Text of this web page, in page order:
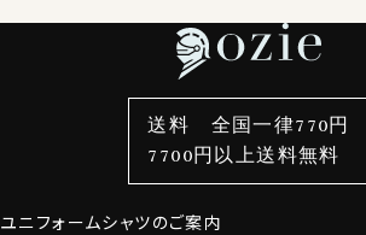
・ナチュラルストレッチ
ジャージー素材のREDA ACTIVEほど伸縮
んが、REDA ACTIVE TOROPICALにも横
ラルなストレッチ性があります。
美しいドレープが出るソフト感とナチュラル
性がある生地特性を考え、ozieで一番細い
トで生産しました。
袖・カ
色から選ぶ
柄から選
スタイルから選ぶ
カジュ
定番シャツ
カフスボ
サスペン
財布・名刺入れ
バッグ
ストール
グローブ
ユニフォームシャツのご案内
送料 全国一律770円
7700円以上送料無料